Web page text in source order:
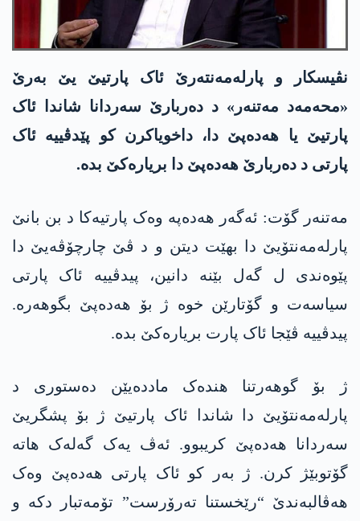
نڤیسکار و پارلەمەنتەرێ ئاک پارتیێ یێ بەرێ
«محەمەد مەتنەر» د دەربارێ سەردانا شاندا ئاک
پارتیێ یا ھەدەپێ دا، داخویاکرن کو پێدڤییە ئاک
پارتی د دەربارێ ھەدەپێ دا بریارەکێ بدە.
مەتنەر گۆت: ئەگەر ھەدەپە وەک پارتیەکا د بن بانێ
پارلەمەنتۆیێ دا بهێت دیتن و د ڤێ چارچۆڤەیێ دا
پێوەندی ل گەل بێنە دانین، پیدڤییە ئاک پارتی
سیاسەت و گۆتارێن خوە ژ بۆ ھەدەپێ بگوھەرە.
پیدڤییە ڤێجا ئاک پارت بریارەکێ بدە.
ژ بۆ گوھەرتنا ھندەک ماددەیێن دەستوری د
پارلەمەنتۆیێ دا شاندا ئاک پارتیێ ژ بۆ پشگریێ
سەردانا ھەدەپێ کریبوو. ئەڤ یەک گەلەک ھاتە
گۆتوبێژ کرن. ژ بەر کو ئاک پارتی ھەدەپێ وەک
ھەڤالبەندێ “رێخستنا تەرۆرست” تۆمەتبار دکە و